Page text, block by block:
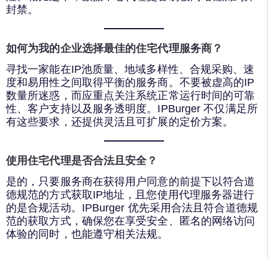
封禁。
如何为我的企业选择最佳的住宅代理服务商？
寻找一家能在IP池质量、地域多样性、合规采购、速
度和易用性之间取得平衡的服务商。不要被虚高的IP
数量所迷惑，而应重点关注系统正常运行时间的可靠
性、客户支持以及服务透明度。IPBurger 不仅满足所
有这些要求，还提供灵活且可扩展的定价方案。
使用住宅代理是否合法且安全？
是的，只要服务商在获得用户同意的前提下以符合道
德规范的方式获取IP地址，且您使用代理服务器进行
的是合规活动。IPBurger 优先采用合法且符合道德规
范的获取方式，确保您在享受安全、匿名的网络访问
体验的同时，也能遵守相关法规。